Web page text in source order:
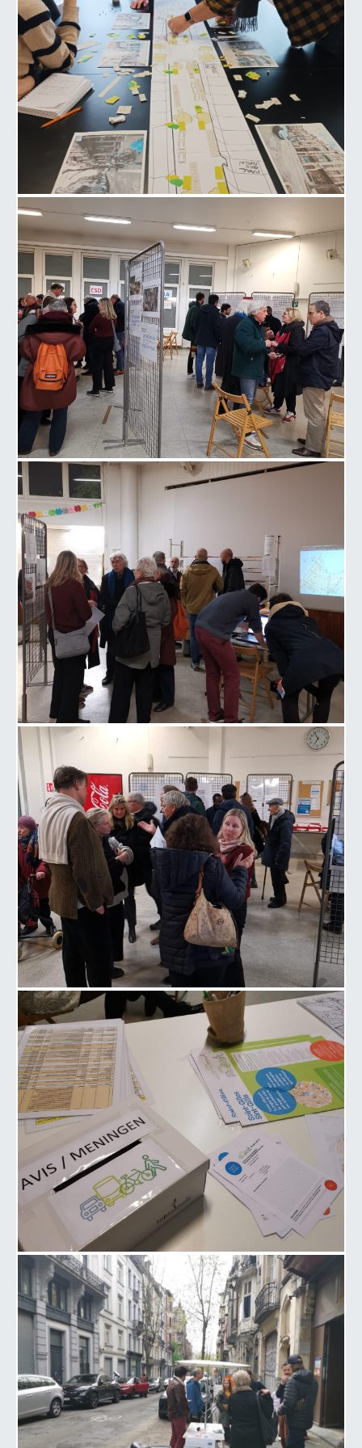
Image 2 de la galerie
Image 3 de la galerie
Image 4 de la galerie
Image 5 de la galerie
Image 6 de la galerie